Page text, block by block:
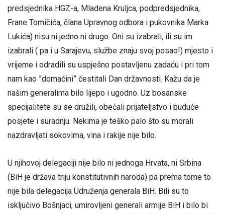
predsjednika HGZ-a, Mladena Kruljca, podpredsjednika,
Frane Tomičića, člana Upravnog odbora i pukovnika Marka
Lukića) nisu ni jedno ni drugo. Oni su izabrali, ili su im
izabrali ( pa i u Sarajevu, službe znaju svoj posao!) mjesto i
vrijeme i odradili su uspješno postavljenu zadaću i pri tom
nam kao ”domaćini” čestitali Dan državnosti. Kažu da je
našim generalima bilo lijepo i ugodno. Uz bosanske
specijalitete su se družili, obećali prijateljstvo i buduće
posjete i suradnju. Nekima je teško palo što su morali
nazdravljati sokovima, vina i rakije nije bilo.
U njihovoj delegaciji nije bilo ni jednoga Hrvata, ni Srbina
(BiH je država triju konstitutivnih naroda) pa prema tome to
nije bila delegacija Udruženja generala BiH. Bili su to
isključivo Bošnjaci, umirovljeni generali armije BiH i bilo bi